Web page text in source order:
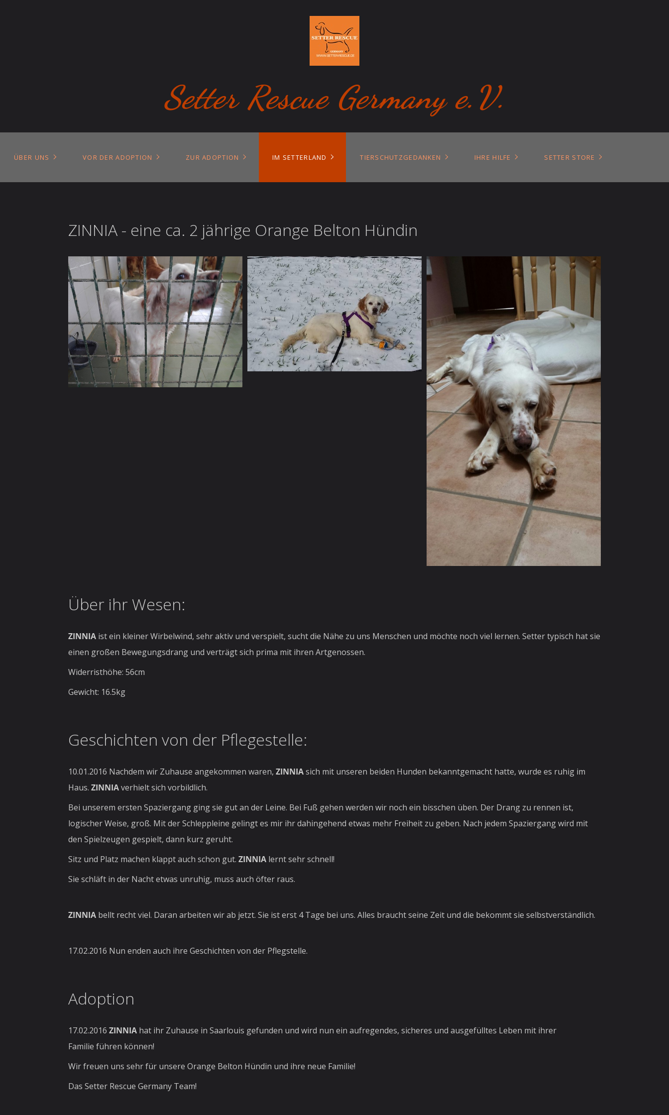
Setter Rescue Germany e.V.
ÜBER UNS VOR DER ADOPTION ZUR ADOPTION IM SETTERLAND TIERSCHUTZGEDANKEN IHRE HILFE SETTER STORE
ZINNIA - eine ca. 2 jährige Orange Belton Hündin
Über ihr Wesen:
ZINNIA ist ein kleiner Wirbelwind, sehr aktiv und verspielt, sucht die Nähe zu uns Menschen und möchte noch viel lernen. Setter typisch hat sie
einen großen Bewegungsdrang und verträgt sich prima mit ihren Artgenossen.
Widerristhöhe: 56cm
Gewicht: 16.5kg
Geschichten von der Pflegestelle:
10.01.2016 Nachdem wir Zuhause angekommen waren, ZINNIAsich mit unseren beiden Hunden bekanntgemacht hatte, wurde es ruhig im
Haus. ZINNIAverhielt sich vorbildlich.
Bei unserem ersten Spaziergang ging sie gut an der Leine. Bei Fuß gehen werden wir noch ein bisschen üben. Der Drang zu rennen ist,
logischer Weise, groß. Mit der Schleppleine gelingt es mir ihr dahingehend etwas mehr Freiheit zu geben. Nach jedem Spaziergang wird mit
den Spielzeugen gespielt, dann kurz geruht.
Sitz und Platz machen klappt auch schon gut. ZINNIA lernt sehr schnell!
Sie schläft in der Nacht etwas unruhig, muss auch öfter raus.
ZINNIA bellt recht viel. Daran arbeiten wir ab jetzt. Sie ist erst 4 Tage bei uns. Alles braucht seine Zeit und die bekommt sie selbstverständlich.
17.02.2016 Nun enden auch ihre Geschichten von der Pflegstelle.
Adoption
17.02.2016 ZINNIA hat ihr Zuhause in Saarlouis gefunden und wird nun ein aufregendes, sicheres und ausgefülltes Leben mit ihrer
Familie führen können!
Wir freuen uns sehr für unsere Orange Belton Hündin und ihre neue Familie!
Das Setter Rescue Germany Team!